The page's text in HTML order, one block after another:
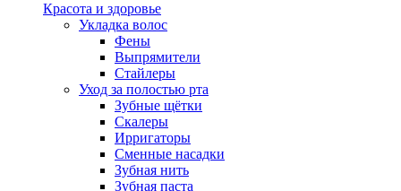
Красота и здоровье
Укладка волос
Фены
Выпрямители
Стайлеры
Уход за полостью рта
Зубные щётки
Скалеры
Ирригаторы
Сменные насадки
Зубная нить
Зубная паста